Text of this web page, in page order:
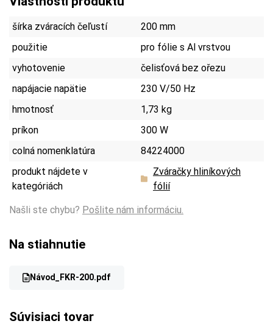
šírka zváracích čeľustí
200 mm
použitie
pro fólie s Al vrstvou
vyhotovenie
čelisťová bez ořezu
napájacie napätie
230 V/50 Hz
hmotnosť
1,73 kg
príkon
300 W
colná nomenklatúra
84224000
produkt nájdete v
kategóriách
Zváračky hliníkových
fólií
Našli ste chybu? Pošlite nám informáciu.
Na stiahnutie
Návod_FKR-200.pdf
Súvisiaci tovar